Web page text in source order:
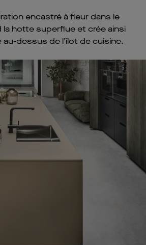
encastré à fleur dans le
la hotte superflue et crée ainsi
au-dessus de l’îlot de cuisine.